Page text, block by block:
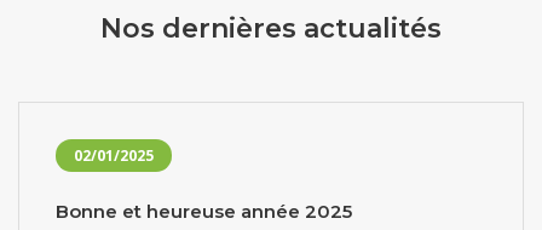
Nos dernières actualités
02/01/2025
Bonne et heureuse année 2025